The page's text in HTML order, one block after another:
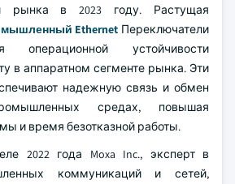
рынка в 2023 году. Растущая
Ethernet Переключатели
операционной устойчивости
в аппаратном сегменте рынка. Эти
надежную связь и обмен
средах, повышая
и время безотказной работы.
2022 года Moxa Inc., эксперт в
коммуникаций и сетей,